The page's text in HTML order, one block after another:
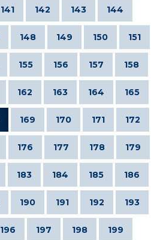
141 142 143 144
148 149 150 151
155 156 157 158
162 163 164 165
169 170 171 172
176 177 178 179
183 184 185 186
190 191 192 193
196 197 198 199